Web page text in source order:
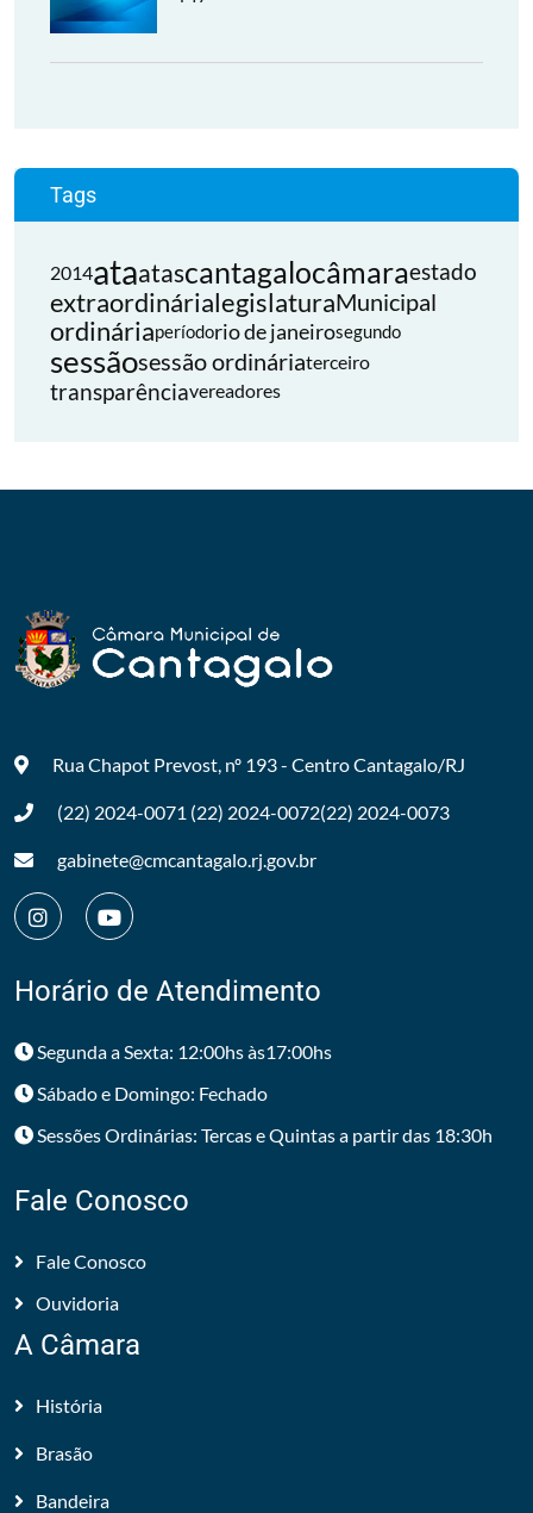
Tags
2014ataatascantagalocâmaraestado
extraordinárialegislaturaMunicipal
ordináriaperíodorio de janeirosegundo
sessãosessão ordináriaterceiro
transparênciavereadores
Rua Chapot Prevost, nº 193 - CentroCantagalo/RJ
(22) 2024-0071 (22) 2024-0072(22) 2024-0073
gabinete@cmcantagalo.rj.gov.br
Horário de Atendimento
Segunda a Sexta: 12:00hs às17:00hs
Sábado e Domingo: Fechado
Sessões Ordinárias: Tercas e Quintas a partir das 18:30h
Fale Conosco
Fale Conosco
Ouvidoria
A Câmara
História
Brasão
Bandeira